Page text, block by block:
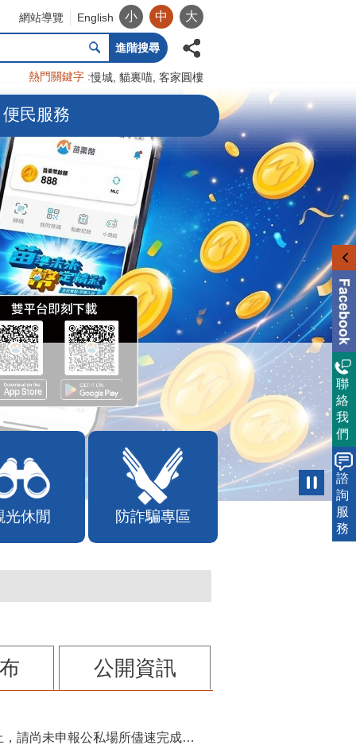
網站導覽 English 小 中 大
進階搜尋
熱門關鍵字 慢城 貓裏喵 客家圓樓
便民服務
光休閒 防詐騙專區
公開資訊
115年第2季固定源空污費申報已於7月底截止，請尚未申報公私場所儘速完成申繳，以免面臨滯納金及罰鍰!
聯
絡
我
們
諮
詢
服
務